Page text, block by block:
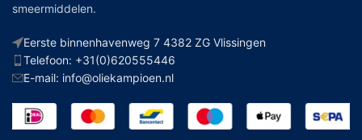
smeermiddelen.
Eerste binnenhavenweg 7 4382 ZG Vlissingen
Telefoon: +31(0)620555446
E-mail: info@oliekampioen.nl